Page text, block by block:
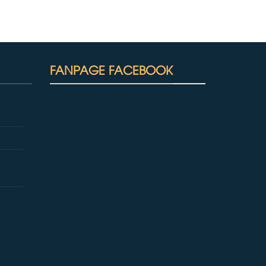
FANPAGE FACEBOOK